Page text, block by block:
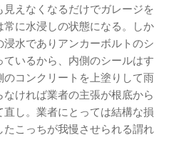
えなくなるだけでガレージを
に水浸しの状態になる。しか
水でありアンカーボルトのシ
いるから、内側のシールはす
コンクリートを上塗りして雨
ければ業者の主張が根底から
し。業者にとっては結構な損
こっちが我慢させられる謂れ